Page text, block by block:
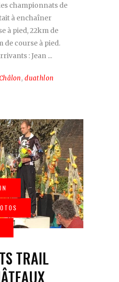
championnats de
à enchaîner
à pied, 22km de
de course à pied.
: Jean
,duathlon
TRAIL